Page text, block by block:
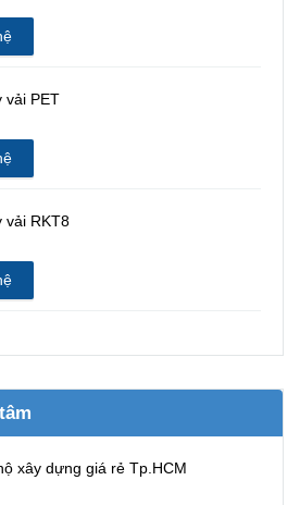
vải PET
vải RKT8
xây dựng giá rẻ Tp.HCM